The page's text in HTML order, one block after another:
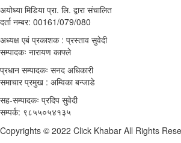
अयोध्या मिडिया प्रा. लि. द्वारा संचालित
दर्ता नम्बर: 00161/079/080
अध्यक्ष एबं प्रकाशक : प्रस्ताव सुवेदी
सम्पादकः नारायण काफ्ले
प्रधान सम्पादकः सनद अधिकारी
समाचार प्रमुख : अम्विका बन्जाडे
सह-सम्पादकः प्रदिप सुवेदी
सम्पर्क: ९८५५०५४१३५
Copyrights © 2022 Click Khabar All Rights